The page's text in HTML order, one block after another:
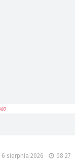
6 sierpnia 2026 08:27